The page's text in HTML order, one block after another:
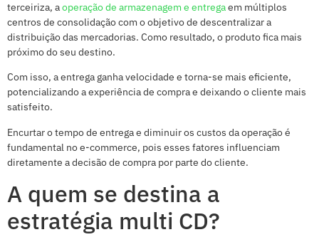
terceiriza, aoperação de armazenagem e entregaem múltiplos
centros de consolidação com o objetivo de descentralizar a
distribuição das mercadorias. Como resultado, o produto fica mais
próximo do seu destino.
Com isso, a entrega ganha velocidade e torna-se mais eficiente,
potencializando a experiência de compra e deixando o cliente mais
satisfeito.
Encurtar o tempo de entrega e diminuir os custos da operação é
fundamental no e-commerce, pois esses fatores influenciam
diretamente a decisão de compra por parte do cliente.
A quem se destina a
estratégia multi CD?